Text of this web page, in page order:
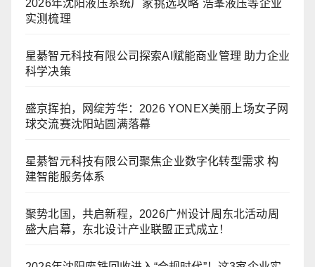
2026年沈阳液压系统厂家挑选攻略 浩峯液压等企业
实测梳理
星綦智元科技有限公司探索AI赋能商业管理 助力企业
科学决策
盛京挥拍，网绽芳华：2026 YONEX美丽上场女子网
球交流赛沈阳站圆满落幕
星綦智元科技有限公司聚焦企业数字化转型需求 构
建智能服务体系
聚势北国，共启新程，2026广州设计周东北活动周
盛大启幕，东北设计产业联盟正式成立！